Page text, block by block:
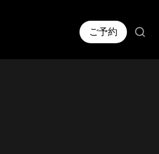
ご予約